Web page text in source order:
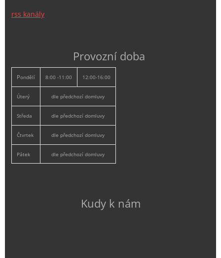
rss kanály
Provozní doba
Pondělí 8:00 -11:00 12:00-16:00
Úterý dle předchozí domluvy
Středa dle předchozí domluvy
Čtvrtek dle předchozí domluvy
Pátek dle předchozí domluvy
Kudy k nám